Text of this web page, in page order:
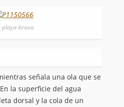
playa brava
señala una ola que se
la superficie del agua
dorsal y la cola de un